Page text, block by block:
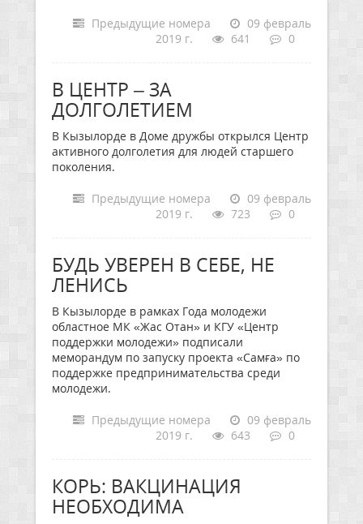
Предыдущие номера
09 февраль
2019 г.
641 0
В ЦЕНТР – ЗА
ДОЛГОЛЕТИЕМ
В Кызылорде в Доме дружбы открылся Центр
активного долголетия для людей старшего
поколения.
Предыдущие номера
09 февраль
2019 г.
723 0
БУДЬ УВЕРЕН В СЕБЕ, НЕ
ЛЕНИСЬ
В Кызылорде в рамках Года молодежи
областное МК «Жас Отан» и КГУ «Центр
поддержки молодежи» подписали
меморандум по запуску проекта «Самға» по
поддержке предпринимательства среди
молодежи.
Предыдущие номера
09 февраль
2019 г.
643 0
КОРЬ: ВАКЦИНАЦИЯ
НЕОБХОДИМА